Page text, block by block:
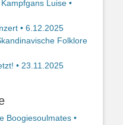
Luise •
• 6.12.2025
Folklore
• 23.11.2025
Boogiesoulmates •